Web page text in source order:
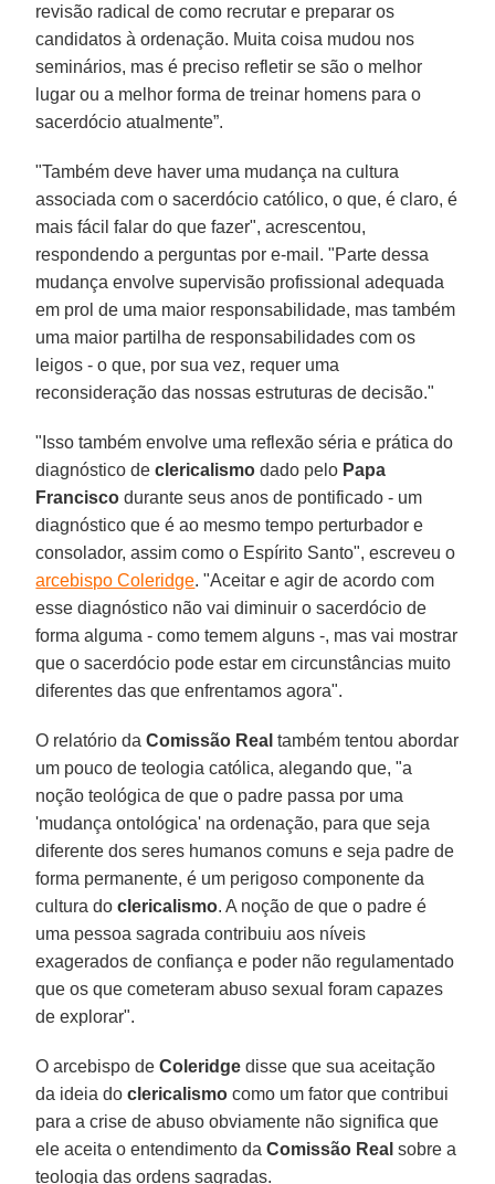
revisão radical de como recrutar e preparar os
candidatos à ordenação. Muita coisa mudou nos
seminários, mas é preciso refletir se são o melhor
lugar ou a melhor forma de treinar homens para o
sacerdócio atualmente”.
"Também deve haver uma mudança na cultura
associada com o sacerdócio católico, o que, é claro, é
mais fácil falar do que fazer", acrescentou,
respondendo a perguntas por e-mail. "Parte dessa
mudança envolve supervisão profissional adequada
em prol de uma maior responsabilidade, mas também
uma maior partilha de responsabilidades com os
leigos - o que, por sua vez, requer uma
reconsideração das nossas estruturas de decisão."
"Isso também envolve uma reflexão séria e prática do
diagnóstico declericalismo dado pelo Papa
Francisco durante seus anos de pontificado - um
diagnóstico que é ao mesmo tempo perturbador e
consolador, assim como o Espírito Santo", escreveu o
arcebispo Coleridge. "Aceitar e agir de acordo com
esse diagnóstico não vai diminuir o sacerdócio de
forma alguma - como temem alguns -, mas vai mostrar
que o sacerdócio pode estar em circunstâncias muito
diferentes das que enfrentamos agora".
O relatório daComissão Real também tentou abordar
um pouco de teologia católica, alegando que, "a
noção teológica de que o padre passa por uma
'mudança ontológica' na ordenação, para que seja
diferente dos seres humanos comuns e seja padre de
forma permanente, é um perigoso componente da
cultura doclericalismo. A noção de que o padre é
uma pessoa sagrada contribuiu aos níveis
exagerados de confiança e poder não regulamentado
que os que cometeram abuso sexual foram capazes
de explorar".
O arcebispo deColeridge disse que sua aceitação
da ideia doclericalismo como um fator que contribui
para a crise de abuso obviamente não significa que
ele aceita o entendimento daComissão Real sobre a
teologia das ordens sagradas.